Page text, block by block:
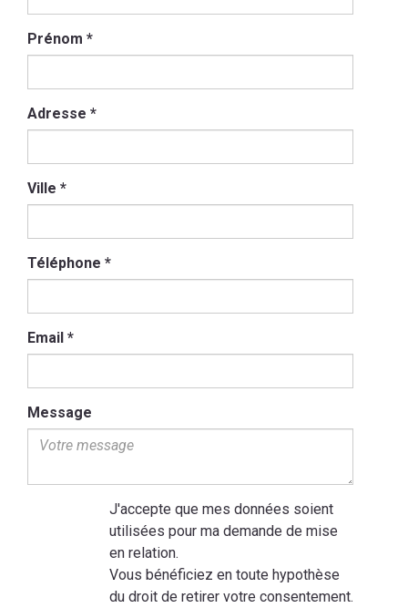
Prénom *
Adresse *
Ville *
Téléphone *
Email *
Message
J'accepte que mes données soient
utilisées pour ma demande de mise
en relation.
Vous bénéficiez en toute hypothèse
du droit de retirer votre consentement.